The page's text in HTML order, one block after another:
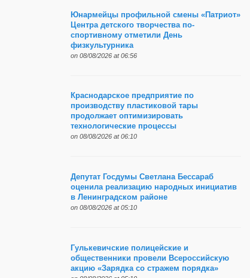
Юнармейцы профильной смены «Патриот»
Центра детского творчества по-
спортивному отметили День
физкультурника
on 08/08/2026 at 06:56
Краснодарское предприятие по
производству пластиковой тары
продолжает оптимизировать
технологические процессы
on 08/08/2026 at 06:10
Депутат Госдумы Светлана Бессараб
оценила реализацию народных инициатив
в Ленинградском районе
on 08/08/2026 at 05:10
Гулькевичские полицейские и
общественники провели Всероссийскую
акцию «Зарядка со стражем порядка»